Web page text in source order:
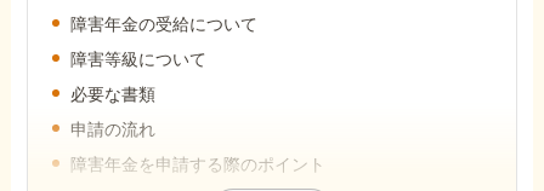
事務所について
お客様からの感謝のお手紙
サイトマップ
障害年金の受給について
障害等級について
必要な書類
申請の流れ
障害年金を申請する際のポイント